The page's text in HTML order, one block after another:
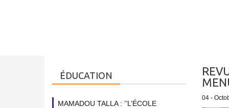
04 -
ÉDUCATION
MAMADOU TALLA : ’’L’ÉCOLE